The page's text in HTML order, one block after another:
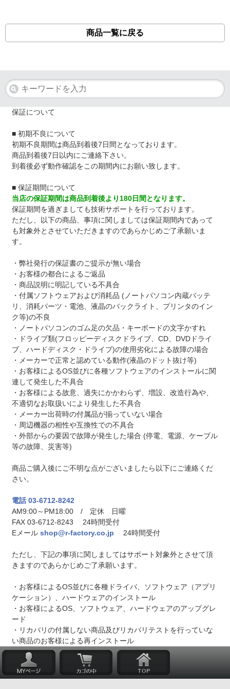
商品一覧に戻る
保証について
■ 初期不良について
初期不良期間は商品到着後7日間となっております。
商品到着後7日以内にご連絡下さい。
到着後必ず動作確認をこの期間内にお願い致します。
■ 保証期間について
当店の保証期間は商品到着後より180日間となります。
保証期間を過ぎましても技術サポートを行っております。
ただし、以下の商品、事項に関しましては保証期間内であって
も対象外とさせていただきますのであらかじめご了承願いま
す。
・弊社発行の保証書のご提示が無い場合
・お客様の都合によるご返品
・商品説明に明記している不具合
・付属ソフトウェアおよび消耗品 (ノートパソコン内蔵バッテ
リ、消耗パーツ・電池、液晶のバックライト、プリンタのイン
ク等)の不良
・ノートパソコンのゴム足の欠品・キーボードの文字かすれ
・ドライブ類(フロッピーディスクドライブ、CD、DVDドライ
ブ、ハードディスク・ドライブ)の使用劣化による故障の場合
・メーカーで正常と認めている動作(液晶のドット抜け等)
・お客様によるOS並びに各種ソフトウェアのインストールに関
連して発生した不具合
・お客様による故意、過失にかかわらず、増設、改造行為や、
不適切なお取扱いにより発生した不具合
・メーカー出荷時の付属品が揃っていない場合
・周辺機器の相性や互換性での不具合
・外部からの要因で故障が発生した場合 (停電、電源、ケーブル
等の故障、災害等)
商品ご購入後にご不明な点がございましたら以下にご連絡くだ
さい。
電話 03-6712-8242
AM9:00～PM18:00 / 定休 日曜
FAX 03-6712-8243 24時間受付
Eメール shop@r-factory.co.jp 24時間受付
ただし、下記の事項に関しましてはサポート対象外とさせて頂
きますのであらかじめご了承願います。
・お客様によるOS並びに各種ドライバ、ソフトウェア（アプリ
ケーション）、ハードウェアのインストール
・お客様によるOS、ソフトウェア、ハードウェアのアップグレ
ード
・リカバリの付属しない商品及びリカバリテストを行っていな
い商品のお客様による再インストール